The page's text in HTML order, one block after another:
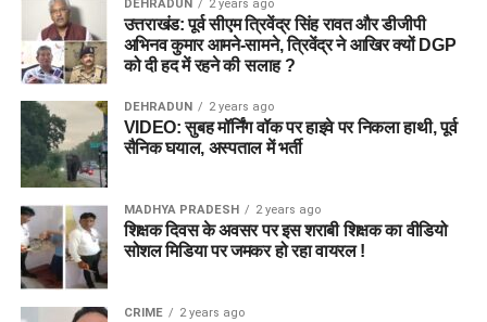
DEHRADUN 2 years ago
उत्तराखंड: पूर्व सीएम त्रिवेंद्र सिंह रावत और डीजीपी
अभिनव कुमार आमने-सामने, त्रिवेंद्र ने आखिर क्यों DGP
को दी हद में रहने की सलाह ?
DEHRADUN 2 years ago
VIDEO: सुबह मॉर्निंग वॉक पर हाइवे पर निकला हाथी, पूर्व
सैनिक घयाल, अस्पताल में भर्ती
MADHYA PRADESH 2 years ago
शिक्षक दिवस के अवसर पर इस शराबी शिक्षक का वीडियो
सोशल मिडिया पर जमकर हो रहा वायरल !
CRIME 2 years ago